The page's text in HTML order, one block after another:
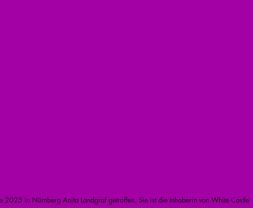
2025 in Nürnberg Anita Landgraf getroffen. Sie ist die Inhaberin von White Castle